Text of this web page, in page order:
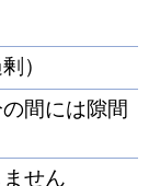
）
間には隙間
せん